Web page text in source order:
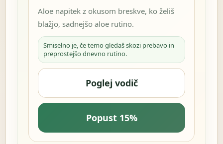
Aloe napitek z okusom breskve, ko želiš
blažjo, sadnejšo aloe rutino.
Smiselno je, če temo gledaš skozi prebavo in
preprostejšo dnevno rutino.
Poglej vodič
Popust 15%